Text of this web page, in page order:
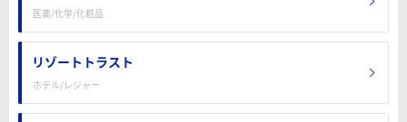
医薬/化学/化粧品
リゾートトラスト
ホテル/レジャー